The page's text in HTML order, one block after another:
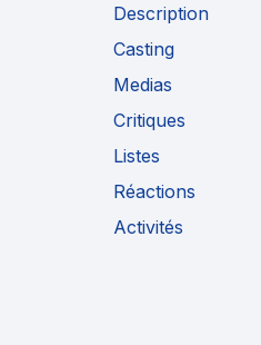
Description
Casting
Medias
Critiques
Listes
Réactions
Activités